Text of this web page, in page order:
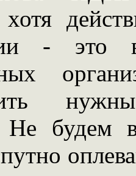
-
Не будем